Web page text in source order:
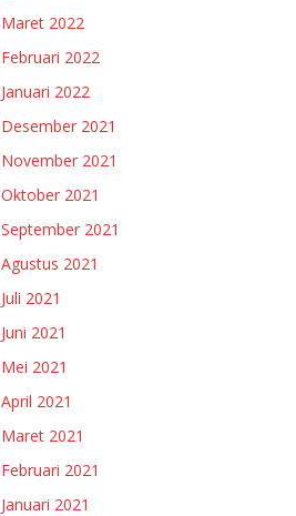
Maret 2022
Februari 2022
Januari 2022
Desember 2021
November 2021
Oktober 2021
September 2021
Agustus 2021
Juli 2021
Juni 2021
Mei 2021
April 2021
Maret 2021
Februari 2021
Januari 2021